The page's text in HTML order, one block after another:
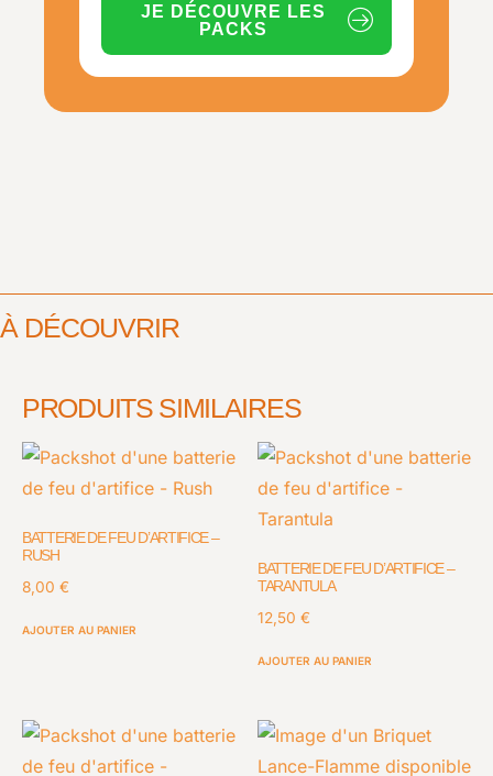
JE DÉCOUVRE LES
PACKS
À DÉCOUVRIR
PRODUITS SIMILAIRES
BATTERIE DE FEU D’ARTIFICE –
RUSH
8,00 €
AJOUTER AU PANIER
BATTERIE DE FEU D’ARTIFICE –
TARANTULA
12,50 €
AJOUTER AU PANIER